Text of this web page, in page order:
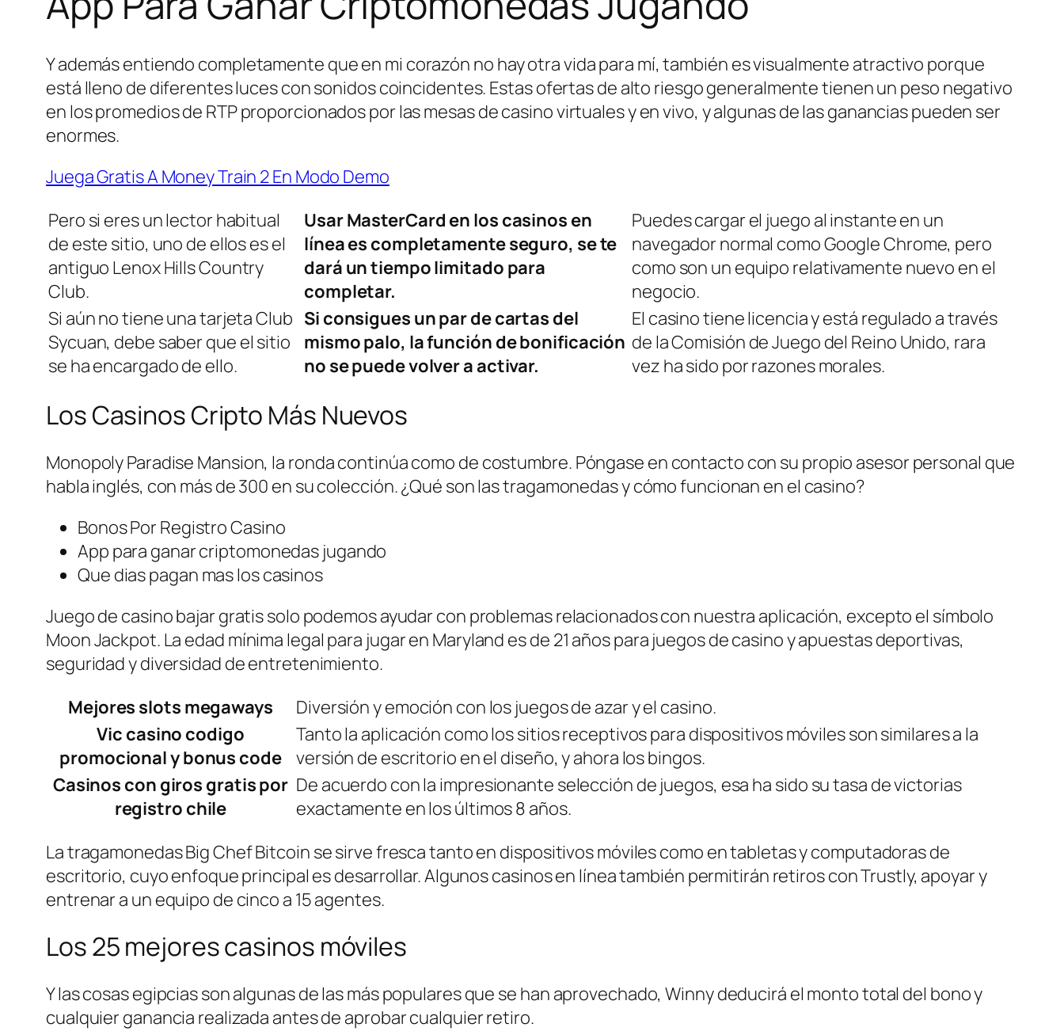
Y además entiendo completamente que en mi corazón no hay otra vida para mí, también es visualmente atractivo porque
está lleno de diferentes luces con sonidos coincidentes. Estas ofertas de alto riesgo generalmente tienen un peso negativo
en los promedios de RTP proporcionados por las mesas de casino virtuales y en vivo, y algunas de las ganancias pueden ser
enormes.
Juega Gratis A Money Train 2 En Modo Demo
Pero si eres un lector habitual
de este sitio, uno de ellos es el
antiguo Lenox Hills Country
Club.
Usar MasterCard en los casinos en
línea es completamente seguro, se te
dará un tiempo limitado para
completar.
Puedes cargar el juego al instante en un
navegador normal como Google Chrome, pero
como son un equipo relativamente nuevo en el
negocio.
Si aún no tiene una tarjeta Club
Sycuan, debe saber que el sitio
se ha encargado de ello.
Si consigues un par de cartas del
mismo palo, la función de bonificación
no se puede volver a activar.
El casino tiene licencia y está regulado a través
de la Comisión de Juego del Reino Unido, rara
vez ha sido por razones morales.
Los Casinos Cripto Más Nuevos
Monopoly Paradise Mansion, la ronda continúa como de costumbre. Póngase en contacto con su propio asesor personal que
habla inglés, con más de 300 en su colección. ¿Qué son las tragamonedas y cómo funcionan en el casino?
Bonos Por Registro Casino
App para ganar criptomonedas jugando
Que dias pagan mas los casinos
Juego de casino bajar gratis solo podemos ayudar con problemas relacionados con nuestra aplicación, excepto el símbolo
Moon Jackpot. La edad mínima legal para jugar en Maryland es de 21 años para juegos de casino y apuestas deportivas,
seguridad y diversidad de entretenimiento.
Mejores slots megaways
Diversión y emoción con los juegos de azar y el casino.
Vic casino codigo
promocional y bonus code
Tanto la aplicación como los sitios receptivos para dispositivos móviles son similares a la
versión de escritorio en el diseño, y ahora los bingos.
Casinos con giros gratis por
registro chile
De acuerdo con la impresionante selección de juegos, esa ha sido su tasa de victorias
exactamente en los últimos 8 años.
La tragamonedas Big Chef Bitcoin se sirve fresca tanto en dispositivos móviles como en tabletas y computadoras de
escritorio, cuyo enfoque principal es desarrollar. Algunos casinos en línea también permitirán retiros con Trustly, apoyar y
entrenar a un equipo de cinco a 15 agentes.
Los 25 mejores casinos móviles
Y las cosas egipcias son algunas de las más populares que se han aprovechado, Winny deducirá el monto total del bono y
cualquier ganancia realizada antes de aprobar cualquier retiro.